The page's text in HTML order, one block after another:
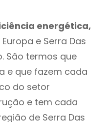
energética,
Europa e Serra Das
São termos que
e que fazem cada
do setor
e tem cada
de Serra Das